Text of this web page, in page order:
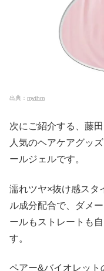
出典： mythm
次にご紹介する、藤
人気のヘアケアグッ
ールジェルです。
濡れツヤ×抜け感スタ
ル成分配合で、ダメ
ールもストレートも
す。
ペアー&バイオレット